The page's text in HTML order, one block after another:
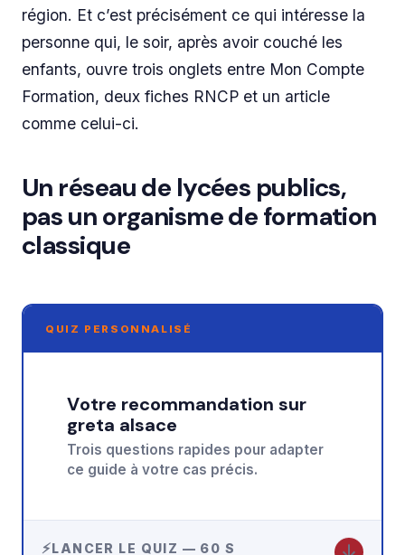
région. Et c’est précisément ce qui intéresse la
personne qui, le soir, après avoir couché les
enfants, ouvre trois onglets entre Mon Compte
Formation, deux fiches RNCP et un article
comme celui-ci.
Un réseau de lycées publics,
pas un organisme de formation
classique
QUIZ PERSONNALISÉ
Votre recommandation sur
greta alsace
Trois questions rapides pour adapter
ce guide à votre cas précis.
LANCER LE QUIZ — 60 S ↓